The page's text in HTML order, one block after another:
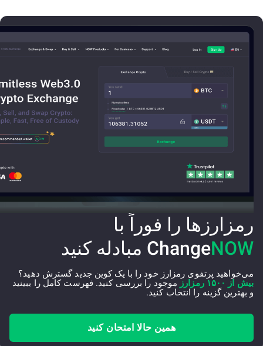
رمزارزها را فوراً با
ChangeNOW مبادله کنید
می‌خواهید پرتفوی رمزارز خود را با یک کوین جدید گسترش دهید؟
بیش از ۱۵۰۰ رمزارز
موجود را بررسی کنید. فهرست کامل را ببینید
و بهترین گزینه را انتخاب کنید.
همین حالا امتحان کنید